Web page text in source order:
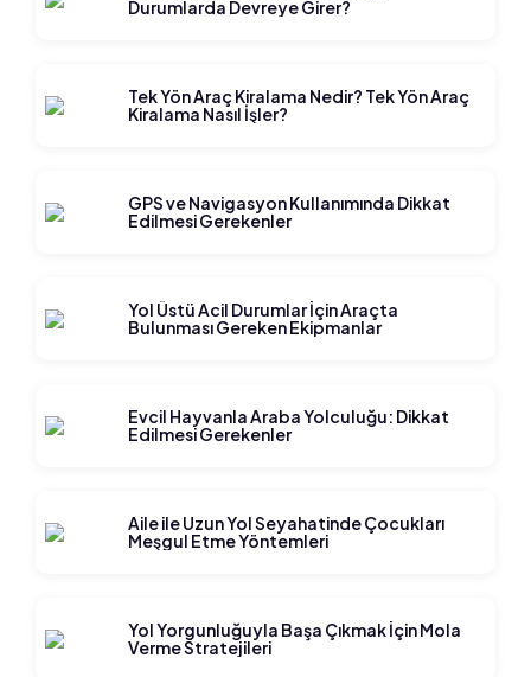
Durumlarda Devreye Girer?
Tek Yön Araç Kiralama Nedir? Tek Yön Araç
Kiralama Nasıl İşler?
GPS ve Navigasyon Kullanımında Dikkat
Edilmesi Gerekenler
Yol Üstü Acil Durumlar İçin Araçta
Bulunması Gereken Ekipmanlar
Evcil Hayvanla Araba Yolculuğu: Dikkat
Edilmesi Gerekenler
Aile ile Uzun Yol Seyahatinde Çocukları
Meşgul Etme Yöntemleri
Yol Yorgunluğuyla Başa Çıkmak İçin Mola
Verme Stratejileri